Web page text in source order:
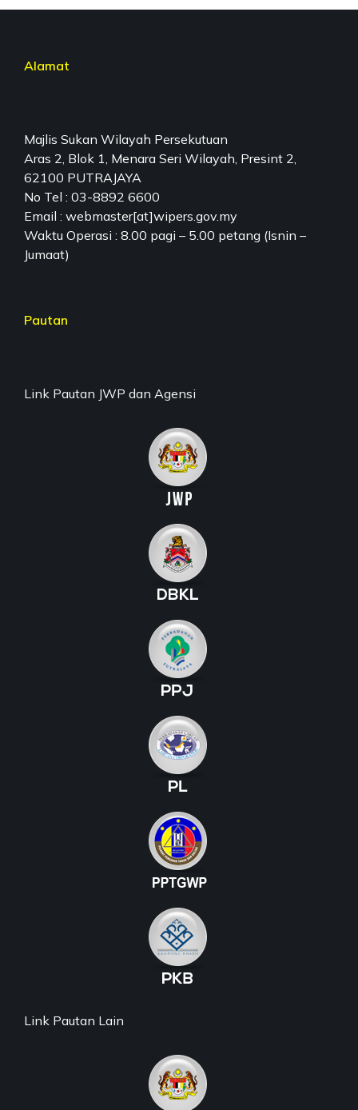
Alamat
Majlis Sukan Wilayah Persekutuan
Aras 2, Blok 1, Menara Seri Wilayah, Presint 2,
62100 PUTRAJAYA
No Tel : 03-8892 6600
Email : webmaster[at]wipers.gov.my
Waktu Operasi : 8.00 pagi – 5.00 petang (Isnin –
Jumaat)
Pautan
Link Pautan JWP dan Agensi
Link Pautan Lain